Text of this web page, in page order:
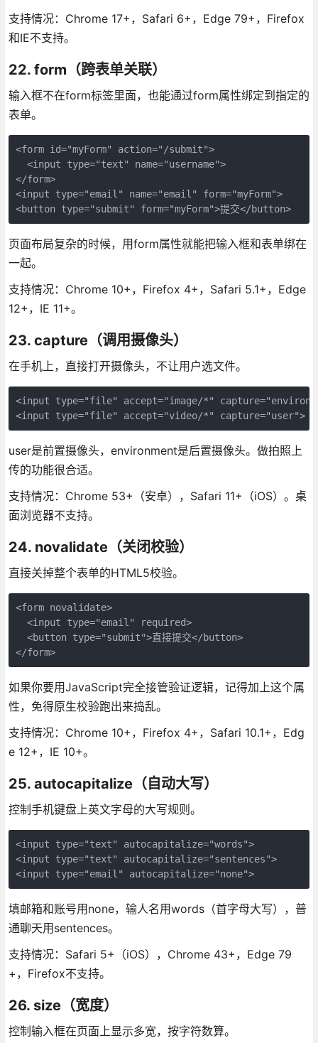
支持情况：Chrome 17+，Safari 6+，Edge 79+，Firefox
和IE不支持。
22. form（跨表单关联）
输入框不在form标签里面，也能通过form属性绑定到指定的
表单。
<form id="myForm" action="/submit">
  <input type="text" name="username">
</form>
<input type="email" name="email" form="myForm">
<button type="submit" form="myForm">提交</button>
页面布局复杂的时候，用form属性就能把输入框和表单绑在
一起。
支持情况：Chrome 10+，Firefox 4+，Safari 5.1+，Edge
12+，IE 11+。
23. capture（调用摄像头）
在手机上，直接打开摄像头，不让用户选文件。
<input type="file" accept="image/*"
<input type="file" accept="video/*" capture="user">
user是前置摄像头，environment是后置摄像头。做拍照上
传的功能很合适。
支持情况：Chrome 53+（安卓），Safari 11+（iOS）。桌
面浏览器不支持。
24. novalidate（关闭校验）
直接关掉整个表单的HTML5校验。
<form novalidate>
  <input type="email" required>
  <button type="submit">直接提交</button>
</form>
如果你要用JavaScript完全接管验证逻辑，记得加上这个属
性，免得原生校验跑出来捣乱。
支持情况：Chrome 10+，Firefox 4+，Safari 10.1+，Edg
e 12+，IE 10+。
25. autocapitalize（自动大写）
控制手机键盘上英文字母的大写规则。
<input type="text" autocapitalize="words">
<input type="text" autocapitalize="sentences">
<input type="email" autocapitalize="none">
填邮箱和账号用none，输人名用words（首字母大写），普
通聊天用sentences。
支持情况：Safari 5+（iOS），Chrome 43+，Edge 79
+，Firefox不支持。
26. size（宽度）
控制输入框在页面上显示多宽，按字符数算。